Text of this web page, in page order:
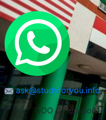
ask@studyforyou.info
ООО Стадифой –